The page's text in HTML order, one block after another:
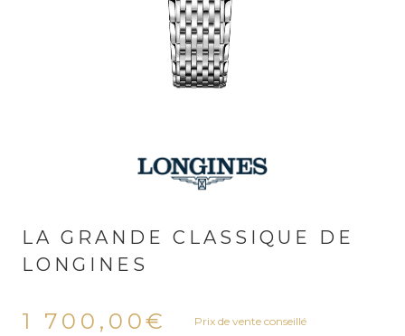
LA GRANDE CLASSIQUE DE
LONGINES
1 700,00€ Prix de vente conseillé